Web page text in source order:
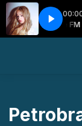
Dance FM
That Hill